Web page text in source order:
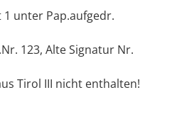
1 unter Pap.aufgedr.
123, Alte Signatur Nr.
Tirol III nicht enthalten!